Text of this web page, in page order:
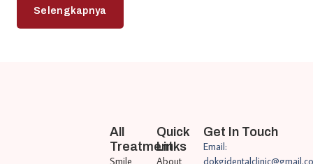
Selengkapnya
Quick
Links
About
All
Treatment
Smile
Get In Touch
Email: